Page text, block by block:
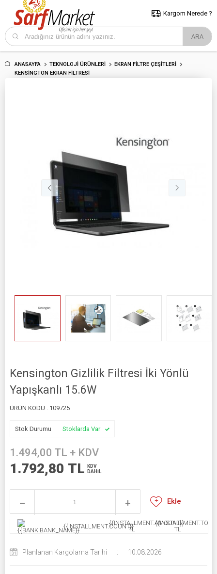
5000 TL ve Üzeri Alışverişlerde İstanbul İçi Kargo Bedava!
ve Trakya İçin Tıklayın..
Kargom Nerede ?
ANASAYFA TEKNOLOJI ÜRÜNLERI
EKRAN FILTRE ÇEŞITLERI
KENSINGTON EKRAN FILTRESI
Kensington Gizlilik Filtresi İki Yönlü
Yapışkanlı 15.6W
ÜRÜN KODU : 109725
Stok Durumu Stoklarda Var
1.494,00 TL + KDV
1.792,80 TL
KDV
DAHİL
Ekle
{{INSTALLMENT.COUNT}}{{INSTALLMENT.AMOUNT}}
TL
TL
Planlanan Kargolama Tarihi : 10.08.2026